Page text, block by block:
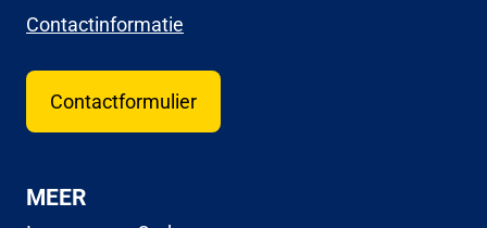
Contactinformatie
Contactformulier
MEER